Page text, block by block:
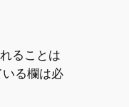
ることは
る欄は必